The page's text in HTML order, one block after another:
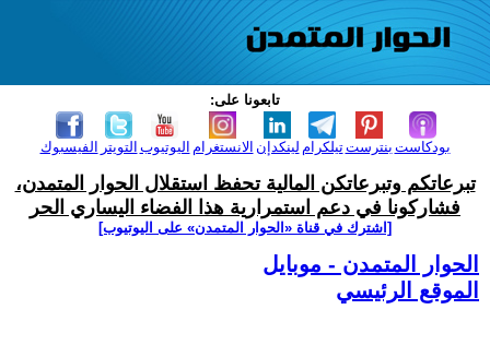
تابعونا على:
الفيسبوك التويتر اليوتيوب الانستغرام لينكدإن تيلكرامبنترست بودكاست
تبرعاتكم وتبرعاتكن المالية تحفظ استقلال الحوار المتمدن،
فشاركونا في دعم استمرارية هذا الفضاء اليساري الحر
[اشترك في قناة ‫«الحوار المتمدن» على اليوتيوب]
الحوار المتمدن - موبايل
الموقع الرئيسي